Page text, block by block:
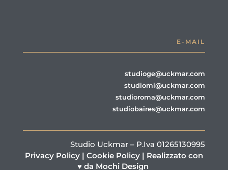
E-MAIL
studioge@uckmar.com
studiomi@uckmar.com
studioroma@uckmar.com
studiobaires@uckmar.com
Studio Uckmar – P.Iva 01265130995
Privacy Policy| Cookie Policy| Realizzato con
♥ da Mochi Design